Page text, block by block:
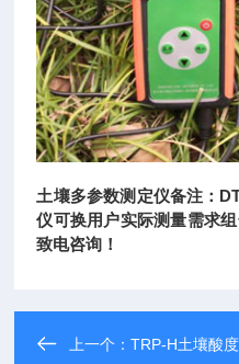
土壤多参数测定仪备注：
仪可换用户实际测量需求
致电咨询！
上一个：TRP-H土壤酸